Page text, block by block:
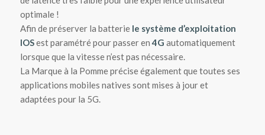
optimale !
Afin de préserver la batterie le système d’exploitation
IOSest paramétré pour passer en4G automatiquement
lorsque que la vitesse n’est pas nécessaire.
La Marque à la Pomme précise également que toutes ses
applications mobiles natives sont mises à jour et
adaptées pour la 5G.